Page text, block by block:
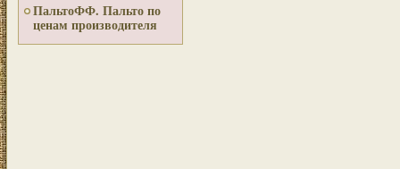
ПальтоФФ. Пальто по
ценам производителя